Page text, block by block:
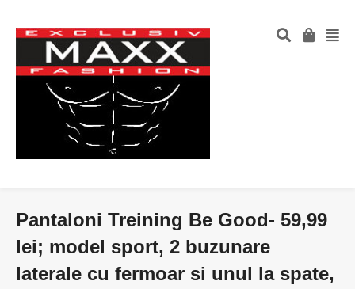
Pantaloni Treining Be Good- 59,99
lei; model sport, 2 buzunare
laterale cu fermoar si unul la spate,